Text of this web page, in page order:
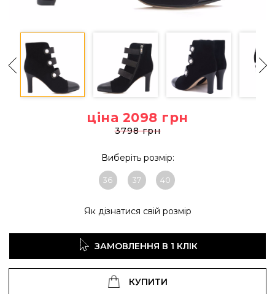
ціна 2098 грн
3798 грн
Виберіть розмір:
36 37 40
Як дізнатися свій розмір
ЗАМОВЛЕННЯ В 1 КЛІК
КУПИТИ